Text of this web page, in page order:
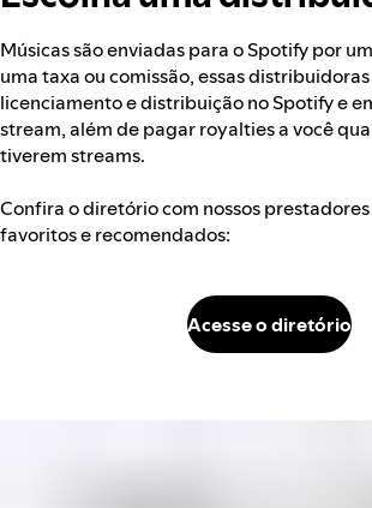
Músicas são enviadas para o Spotify por
uma taxa ou comissão, essas
licenciamento e distribuição no Spotify e
stream, além de pagar royalties a você
tiverem streams.
Confira o diretório com nossos
favoritos e recomendados:
Acesse o diretório